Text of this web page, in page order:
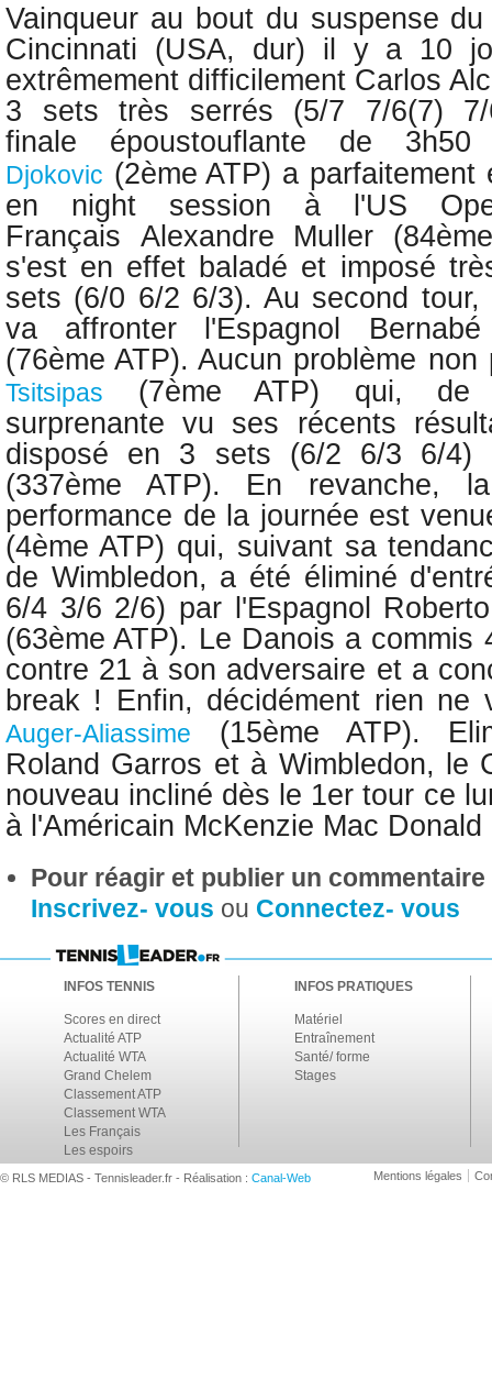
Vainqueur au bout du suspense
Cincinnati (USA, dur) il y a 10
extrêmement difficilement Carlos
3 sets très serrés (5/7 7/6(7) 7/
finale époustouflante de
Djokovic (2ème ATP) a
en night session à l'US
Français Alexandre Muller
s'est en effet baladé et imposé
sets (6/0 6/2 6/3). Au second tour,
va affronter l'Espagnol
(76ème ATP). Aucun problème
Tsitsipas
(7ème ATP) qui, de
surprenante vu ses récents
disposé en 3 sets (6/2 6/3 6/4)
(337ème ATP). En revanche,
performance de la journée est
(4ème ATP) qui, suivant sa
de Wimbledon, a été éliminé
6/4 3/6 2/6) par l'Espagnol
(63ème ATP). Le Danois a commis
contre 21 à son adversaire et a
break ! Enfin, décidément rien ne
Auger-Aliassime
(15ème ATP).
Roland Garros et à Wimbledon, le
nouveau incliné dès le 1er tour ce
à l'Américain McKenzie Mac Donald
Pour réagir et publier un
Inscrivez- vous ou Connectez- vous
INFOS TENNIS
Scores en direct
Actualité ATP
Actualité WTA
Grand Chelem
Classement ATP
Classement WTA
Les Français
Les espoirs
INFOS PRATIQUES
Matériel
Entraînement
Santé/ forme
Stages
© RLS MEDIAS - Tennisleader.fr - Réalisation : Canal-Web Mentions légales